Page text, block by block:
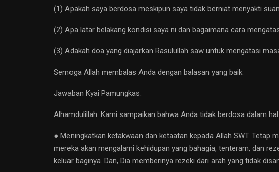
(1) Apakah saya berdosa meskipun saya tidak berniat menyakti
(2) Apa latar belakang kondisi saya ni dan bagaimana cara
(3) Adakah doa yang diajarkan Rasulullah saw untuk mengatasi
Semoga Allah membalas Anda dengan balasan yang baik.
Jawaban Kyai Pamungkas:
Alhamdulillah. Kami sampaikan bahwa Anda tidak berdosa dalam
● Meningkatkan ketakwaan dan ketaatan kepada Allah SWT. Tetap
mereka akan mengalami kehidupan yang bahagia, tenteram, dan
keluar baginya. Dan, Dia memberinya rezeki dari arah yang tidak